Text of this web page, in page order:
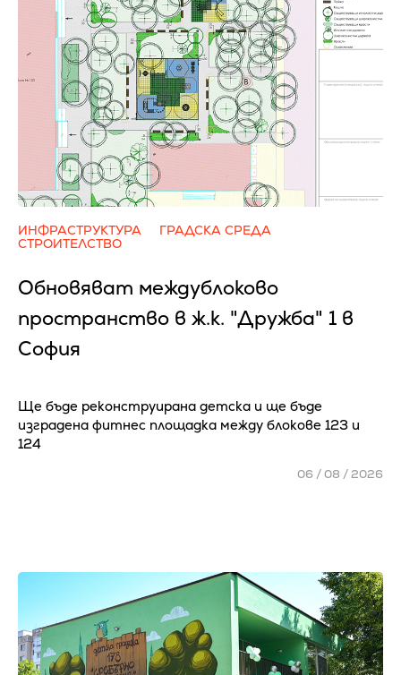
ИНФРАСТРУКТУРА
ГРАДСКА СРЕДА
СТРОИТЕЛСТВО
Обновяват междублоково
пространство в ж.к. "Дружба" 1 в
София
Ще бъде реконструирана детска и ще бъде
изградена фитнес площадка между блокове 123 и
124
06 / 08 / 2026